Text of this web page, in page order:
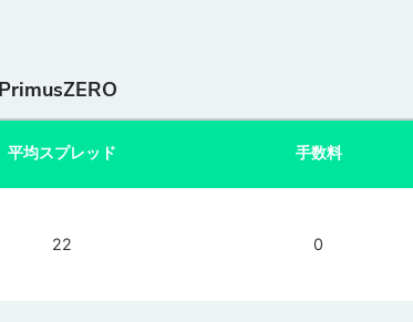
PrimusZERO
平均スプレッド 手数料
22 0